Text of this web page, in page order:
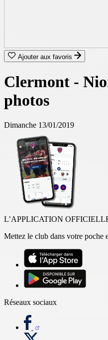
Ajouter aux favoris
Clermont -
photos
Dimanche 13/01/2019
L’APPLICATION
Mettez le club dans votre poche
Réseaux sociaux